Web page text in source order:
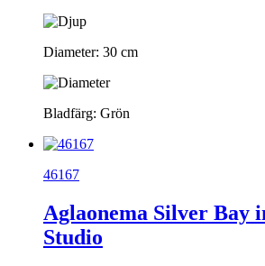
Diameter: 30 cm
Bladfärg: Grön
46167
Aglaonema Silver Bay
Studio